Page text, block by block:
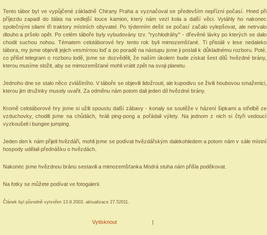
Tento tábor byl ve vypůjčené základně Chirany Praha a vyznačoval se především nepřízní počasí. Hned při
příjezdu zapadl do bláta na vedlejší louce kamion, který nám vezl kola a další věci. Vytáhly ho nakonec
společnými silami tři traktory místních obyvatel. Po týdenním dešti se počasí začalo vylepšovat, ale netrvalo
dlouho a pršelo opět. Po celém táboře byly vybudovány tzv. "rychlodráhy" - dřevěné lávky po kterých se dalo
chodit suchou nohou. Tématem celotáborové hry tento rok byli mimozemšťané. Ti přistáli v lese nedaleko
tábora, my jsme objevili jejich vesmírnou loď a po poradě na nástupu jsme ji poslali k důkladnému rozboru. Poté,
co přišel telegram o rozboru lodě, jsme se dozvěděli, že naším úkolem bude získat šest dílů hvězdné brány,
kterou musíme složit, aby se mimozemšťané mohli vrátit zpět na svoji planetu.
Jednoho dne se stalo něco zvláštního. V táboře se objevili lidožrouti, ale kupodivu se živili houbovou smaženici,
kterou jim družinky musely uvařit. Za odměnu nám potom dali jeden díl hvězdné brány.
Kromě celotáborové hry jsme si užili spoustu další zábavy - konaly se soutěže v házení šipkami a střelbě ze
vzduchovky, chodili jsme na chůdách, hráli ping-pong a pořádali výlety. Na jednom z nich si čtyři vedoucí
vyzkoušeli i bungee jumping.
Jeden den k nám přijeli hvězdáři, mohli jsme se podívat hvězdářským dalekohledem a potom nám v sále místní
hospody udělali přednášku o hvězdách.
Nakonec jsme hvězdnou bránu sestavili a mimozemšťanka Modrá stuha nám přišla poděkovat.
Na fotky se můžete podívat ve fotogalerii.
Článek byl původně vytvořen 13.9.2003, aktualizace 27.52011.
Vytisknout |